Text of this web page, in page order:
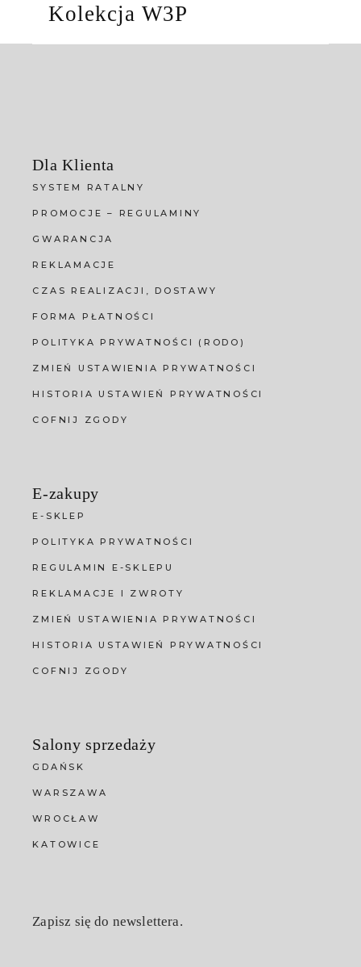
Kolekcja W3P
Dla Klienta
SYSTEM RATALNY
PROMOCJE – REGULAMINY
GWARANCJA
REKLAMACJE
CZAS REALIZACJI, DOSTAWY
FORMA PŁATNOŚCI
POLITYKA PRYWATNOŚCI (RODO)
ZMIEŃ USTAWIENIA PRYWATNOŚCI
HISTORIA USTAWIEŃ PRYWATNOŚCI
COFNIJ ZGODY
E-zakupy
E-SKLEP
POLITYKA PRYWATNOŚCI
REGULAMIN E-SKLEPU
REKLAMACJE I ZWROTY
ZMIEŃ USTAWIENIA PRYWATNOŚCI
HISTORIA USTAWIEŃ PRYWATNOŚCI
COFNIJ ZGODY
Salony sprzedaży
GDAŃSK
WARSZAWA
WROCŁAW
KATOWICE
Zapisz się do newslettera.